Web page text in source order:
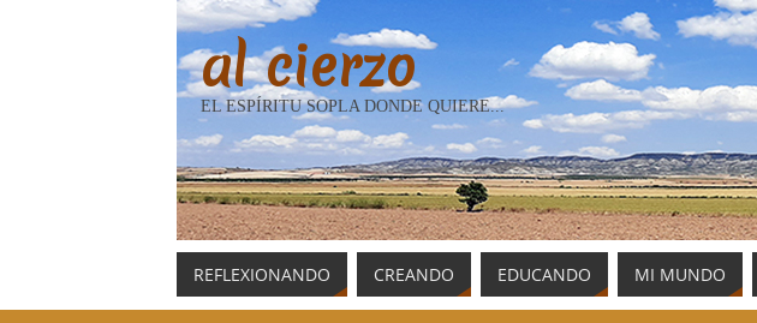
al cierzo
EL ESPÍRITU SOPLA DONDE QUIERE...
REFLEXIONANDO CREANDO EDUCANDO MI MUNDO